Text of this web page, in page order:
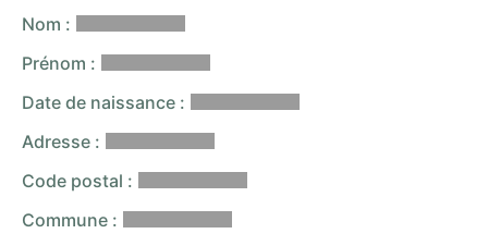
Nom :
Prénom :
Date de naissance :
Adresse :
Code postal :
Commune :